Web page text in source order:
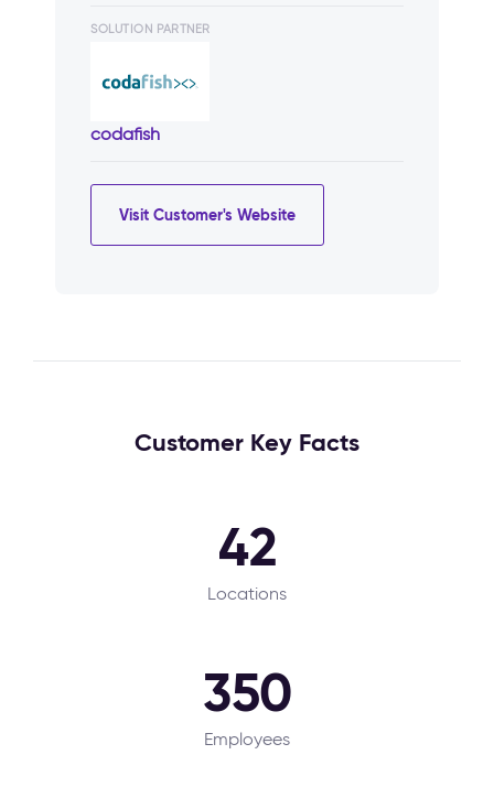
SOLUTION PARTNER
codafish
Visit Customer's Website
Customer Key Facts
42
Locations
350
Employees